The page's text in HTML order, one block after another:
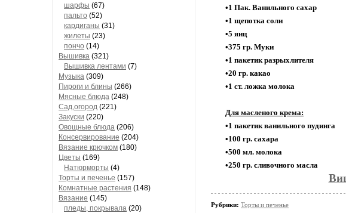
шарфы (67)
пальто (52)
кардиганы (31)
жилеты (23)
пончо (14)
Вышивка (321)
Вышивка лентами (7)
Музыка (309)
Пироги и блины (266)
Мясные блюда (248)
Сад,огород (221)
Закуски (220)
Овощные блюда (206)
Консервирование (204)
Вязание крючком (180)
Цветы (169)
Натюрморты (4)
Торты и печенье (157)
Комнатные растения (148)
Вязание (145)
пледы, покрывала (20)
•1 Пак. Ванильного сахар
•1 щепотка соли
•5 яиц
•375 гр. Муки
•1 пакетик разрыхлителя
•20 гр. какао
•1 ст. ложка молока
Для масленого крема:
•1 пакетик ванильного пудинга
•100 гр. сахара
•500 мл. молока
•250 гр. сливочного масла
Рубрики: Торты и печенье